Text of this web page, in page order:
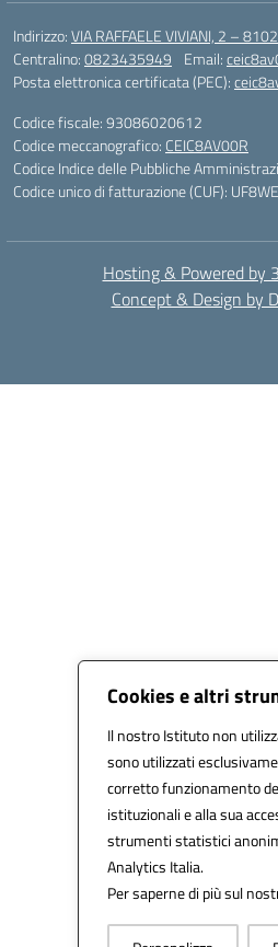
Cookies e altri
Il nostro Istituto non
sono utilizzati
corretto funzionamento
istituzionali e alla sua
strumenti statistici
Analytics Italia.
Per saperne di più sul
Indirizzo:VIA RAFFAELE VIVIANI, 2 –
Centralino:0823435949 Email:
Posta elettronica certificata (PEC):
Codice fiscale: 93086020612
Codice meccanografico: CEIC8AV00R
Codice Indice delle Pubbliche
Codice unico di fatturazione (CUF):
Hosting & Powered by
Concept & Design by